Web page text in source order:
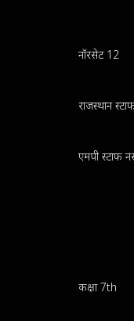
नॉरसेट 12
राजस्थान
एमपी स्टाफ
कक्षा 7th